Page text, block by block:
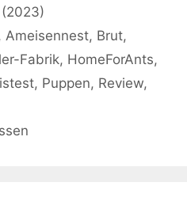
Ameisennest, Brut,
Fabrik, HomeForAnts,
, Puppen, Review,